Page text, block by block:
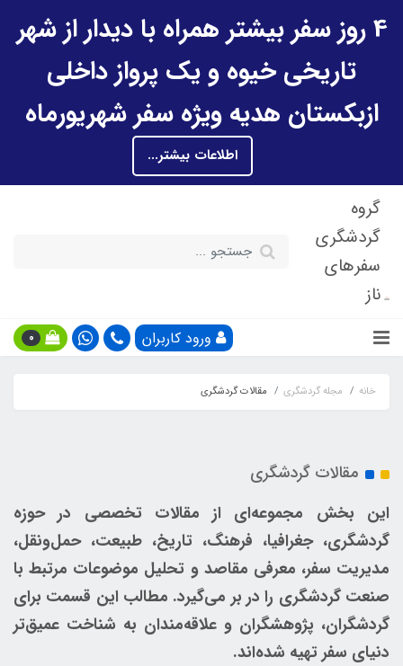
4 روز سفر بیشتر همراه با دیدار از شهر
تاریخی خیوه و یک پرواز داخلی
ازبکستان هدیه ویژه سفر شهریورماه
اطلاعات بیشتر...
گروه
گردشگری
سفرهای
ناز
ورود کاربران 0
خانه مجله گردشگری مقالات گردشگری
مقالات گردشگری
این بخش مجموعه‌ای از مقالات تخصصی در حوزه
گردشگری، جغرافیا، فرهنگ، تاریخ، طبیعت، حمل‌ونقل،
مدیریت سفر، معرفی مقاصد و تحلیل موضوعات مرتبط با
صنعت گردشگری را در بر می‌گیرد. مطالب این قسمت برای
گردشگران، پژوهشگران و علاقه‌مندان به شناخت عمیق‌تر
دنیای سفر تهیه شده‌اند.